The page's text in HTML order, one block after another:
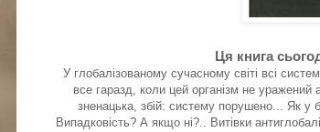
Ця книга
У глобалізованому сучасному світі всі
все гаразд, коли цей організм не уражений
зненацька, збій: систему порушено... Як у
Випадковість? А якщо ні?.. Витівки